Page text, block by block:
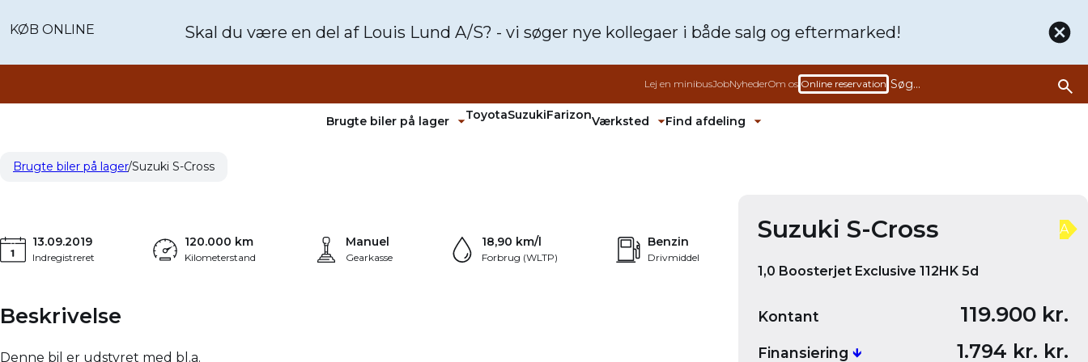
Skal du være en del af Louis Lund A/S? - vi søger nye kollegaer i både salg og eftermarked!
Lej en minibusJobNyhederOm os Online reservation
Brugte biler på lager ToyotaSuzukiFarizonVærksted
Fold undermenu ud
Find afdeling
1,0 Boosterjet Exclusive 112HK 5d
Brugte biler på lager Suzuki S-Cross
KØB ONLINE
Indregistreret
13.09.2019
Kilometerstand
120.000 km
Gearkasse
Manuel
Forbrug (WLTP)
18,90 km/l
Drivmiddel
Benzin
Beskrivelse
Denne bil er udstyret med bl.a.
Suzuki S-Cross
1,0 Boosterjet Exclusive 112HK 5d
A
Kontant 119.900 kr.
Finansiering 🡻 1.794 kr. kr.